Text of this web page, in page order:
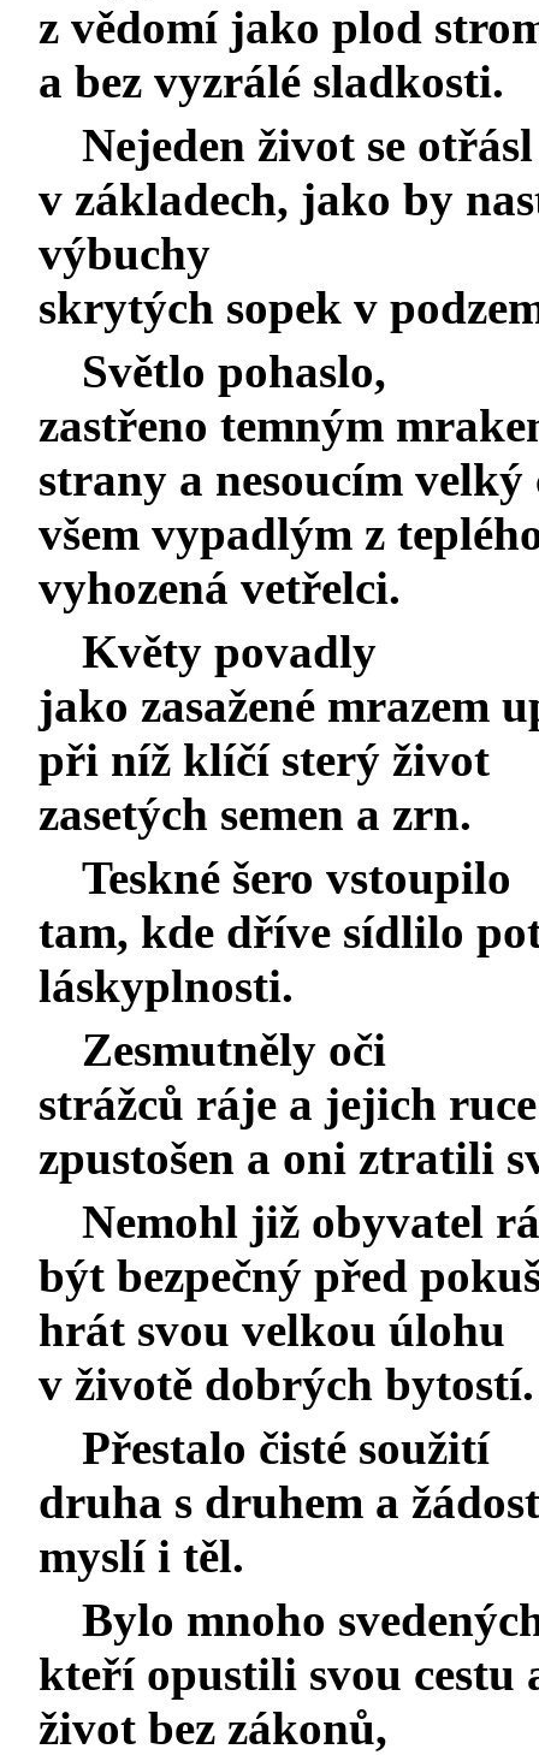
z vědomí jako plod
a bez vyzrálé sladkosti.
Nejeden život se otřásl
v základech, jako by
výbuchy
skrytých sopek v
Světlo pohaslo,
zastřeno temným
strany a nesoucím velký
všem vypadlým z
vyhozená vetřelci.
Květy povadly
jako zasažené mrazem
při níž klíčí sterý život
zasetých semen a zrn.
Teskné šero vstoupilo
tam, kde dříve sídlilo
láskyplnosti.
Zesmutněly oči
strážců ráje a jejich
zpustošen a oni ztratili
Nemohl již obyvatel
být bezpečný před
hrát svou velkou úlohu
v životě dobrých bytostí.
Přestalo čisté soužití
druha s druhem a
myslí i těl.
Bylo mnoho
kteří opustili svou
život bez zákonů,